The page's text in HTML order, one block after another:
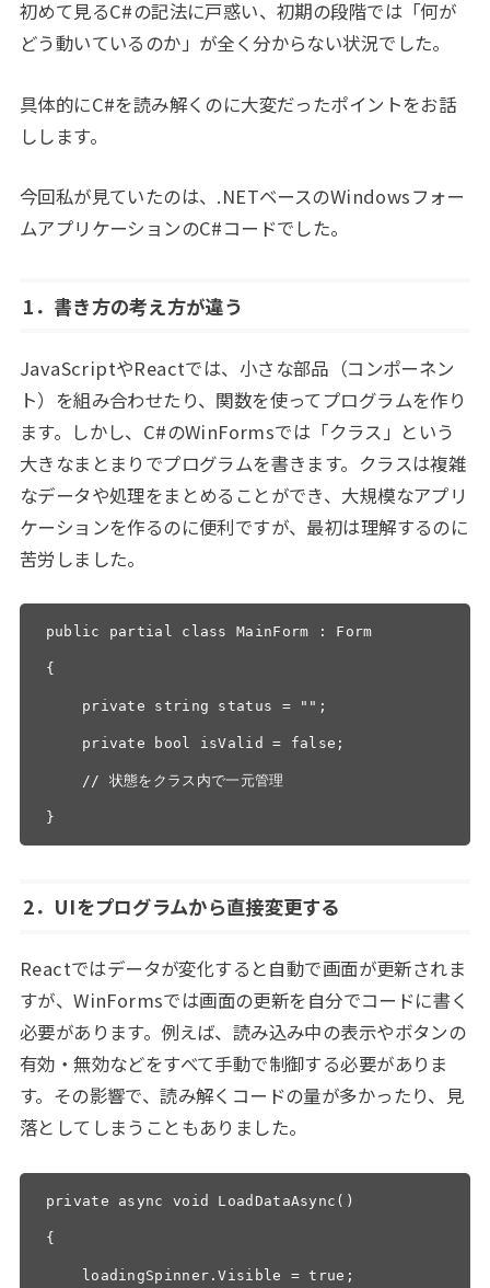
初めて見るC#の記法に戸惑い、初期の段階では「何が
どう動いているのか」が全く分からない状況でした。
具体的にC#を読み解くのに大変だったポイントをお話
しします。
今回私が見ていたのは、.NETベースのWindowsフォー
ムアプリケーションのC#コードでした。
1． 書き方の考え方が違う
JavaScriptやReactでは、小さな部品（コンポーネン
ト）を組み合わせたり、関数を使ってプログラムを作り
ます。しかし、C#のWinFormsでは「クラス」という
大きなまとまりでプログラムを書きます。クラスは複雑
なデータや処理をまとめることができ、大規模なアプリ
ケーションを作るのに便利ですが、最初は理解するのに
苦労しました。
public partial class MainForm : Form
{
private string status = "";
private bool isValid = false;
// 状態をクラス内で一元管理
}
2． UIをプログラムから直接変更する
Reactではデータが変化すると自動で画面が更新されま
すが、WinFormsでは画面の更新を自分でコードに書く
必要があります。例えば、読み込み中の表示やボタンの
有効・無効などをすべて手動で制御する必要がありま
す。その影響で、読み解くコードの量が多かったり、見
落としてしまうこともありました。
private async void LoadDataAsync()
{
loadingSpinner.Visible = true;